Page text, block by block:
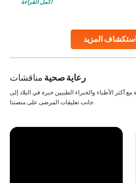
المزيد
make all the difference. India has
أكمل القراءة
رعاية صحية مناقشات
أكثر الأطباء والخبراء الطبيين خبرة في البلاد إلى
جانب تعليقات المرضى على منصتنا.